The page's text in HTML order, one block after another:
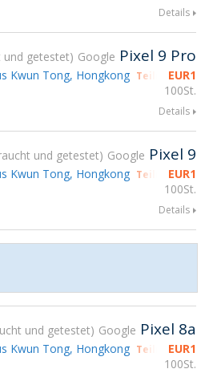
Details
und getestet Google Pixel 9 Pro
EUR1
100St.
Kwun Tong, Hongkong Teilnahme
Details
und getestet Google Pixel 9
EUR1
100St.
Kwun Tong, Hongkong Teilnahme
Details
und getestet Google Pixel 8a
EUR1
100St.
Kwun Tong, Hongkong Teilnahme